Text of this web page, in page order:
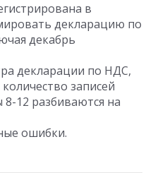
в
декларацию по
декабрь
декларации по НДС,
записей
8-12 разбиваются на
ошибки.